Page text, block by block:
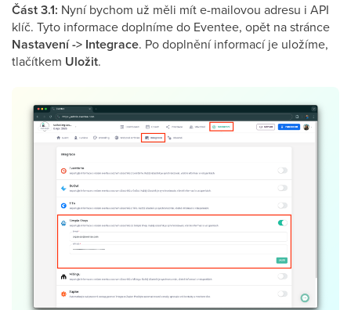
Část 3.1: Nyní bychom už měli mít e-mailovou adresu i API
klíč. Tyto informace doplníme do Eventee, opět na stránce
Nastavení -> Integrace. Po doplnění informací je uložíme,
tlačítkem Uložit.